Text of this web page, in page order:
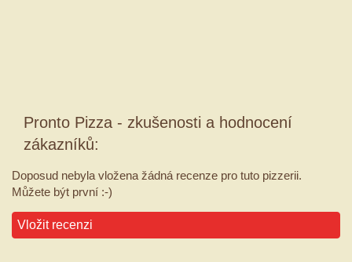
Pronto Pizza - zkušenosti a hodnocení
zákazníků:
Doposud nebyla vložena žádná recenze pro tuto pizzerii.
Můžete být první :-)
Vložit recenzi